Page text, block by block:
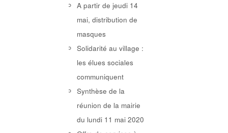
A partir de jeudi 14
mai, distribution de
masques
Solidarité au village :
les élues sociales
communiquent
Synthèse de la
réunion de la mairie
du lundi 11 mai 2020